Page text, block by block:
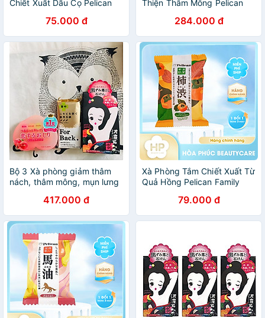
Chiết Xuất Dầu Cọ Pelican
75.000 đ
Thiện Thâm Mông Pelican
284.000 đ
Bộ 3 Xà phòng giảm thâm
nách, thâm mông, mụn lưng
417.000 đ
Xà Phòng Tắm Chiết Xuất Từ
Quả Hồng Pelican Family
Polyphenol (80 G)
79.000 đ